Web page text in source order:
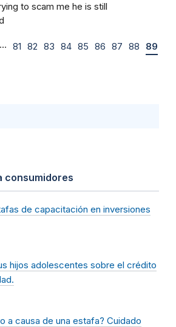
to scam me he is still
… 81 82 83 84 85 86 87 88 89
consumidores
de capacitación en inversiones
hijos adolescentes sobre el crédito
a causa de una estafa? Cuidado